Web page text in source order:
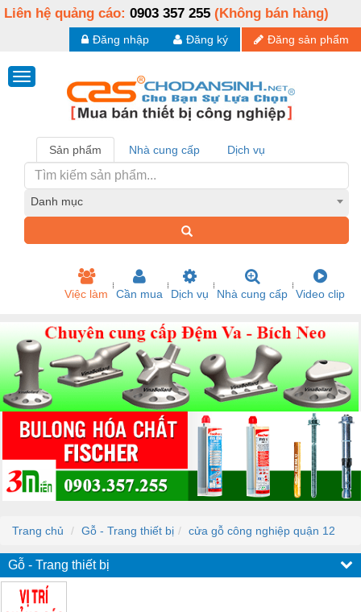
Liên hệ quảng cáo: 0903 357 255 (Không bán hàng)
Đăng sản phẩm
Đăng ký
Đăng nhập
Sản phẩm Nhà cung cấp Dịch vụ
Danh mục
Việc làm Cần mua Dịch vụ Nhà cung cấp Video clip
Trang chủ Gỗ - Trang thiết bị cửa gỗ công nghiệp quận 12
Gỗ - Trang thiết bị